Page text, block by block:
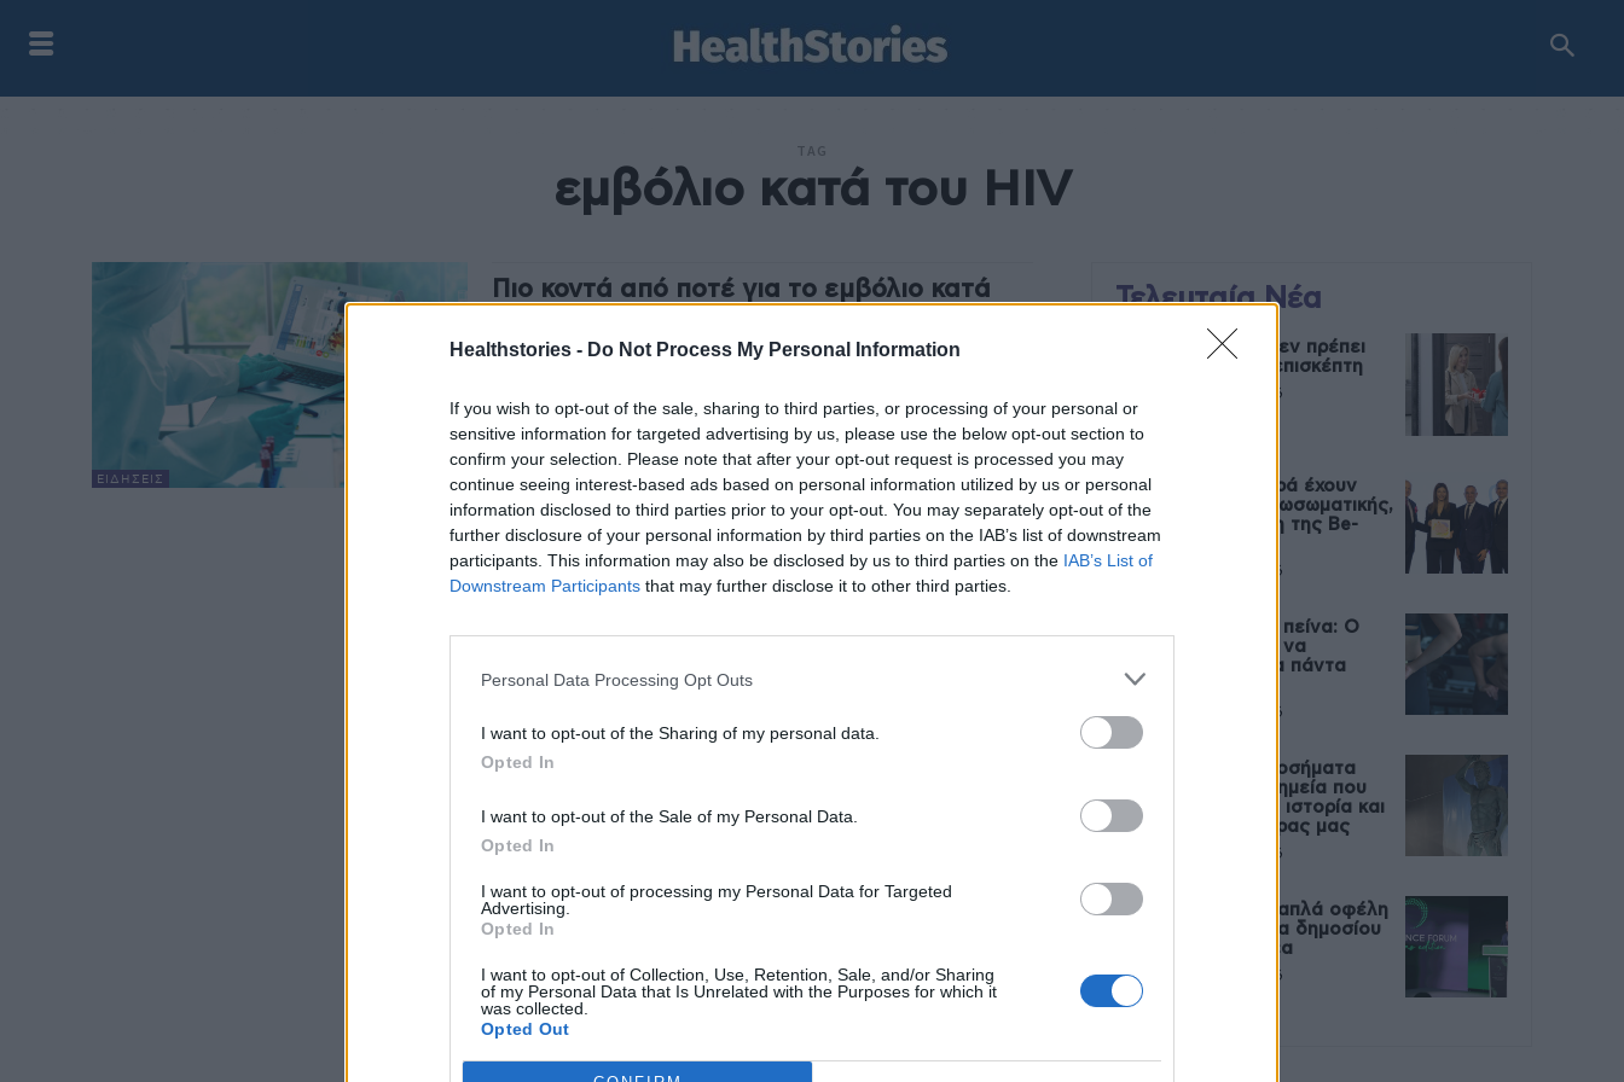
Healthstories - Do Not Process My Personal Information
If you wish to opt-out of the sale, sharing to third parties, or processing of your personal or
sensitive information for targeted advertising by us, please use the below opt-out section to
confirm your selection. Please note that after your opt-out request is processed you may
continue seeing interest-based ads based on personal information utilized by us or personal
information disclosed to third parties prior to your opt-out. You may separately opt-out of the
further disclosure of your personal information by third parties on the IAB’s list of downstream
participants. This information may also be disclosed by us to third parties on the IAB’s List of
Downstream Participants that may further disclose it to other third parties.
Personal Data Processing Opt Outs
I want to opt-out of the Sharing of my personal data.
Opted In
I want to opt-out of the Sale of my Personal Data.
Opted In
I want to opt-out of processing my Personal Data for Targeted
Advertising.
Opted In
I want to opt-out of Collection, Use, Retention, Sale, and/or Sharing
of my Personal Data that Is Unrelated with the Purposes for which it
was collected.
Opted Out
TAG
εμβόλιο κατά του HIV
ΕΙΔΉΣΕΙΣ
Πιο κοντά από ποτέ για το εμβόλιο κατά
healthstories - 3 Ιουλίου 2025
οποίο είναι το στοίχημα της επιστημονικής κοινότητας, καθώς
από τότε που ξέσπασε η...
Τελευταία Νέα
9 πράγματα που δεν πρέπει
να λέτε σε έναν επισκέπτη
27 Φεβρουαρίου 2026
Πάνω από 100 μωρά έχουν
γεννηθεί μέσω εξωσωματικής,
με την υποστήριξη της Be-
Live
27 Φεβρουαρίου 2026
Μεταπροπονητική πείνα: Ο
λόγος που θέλεις να
καταβροχθίσεις τα πάντα
μετά την άσκηση
27 Φεβρουαρίου 2026
Ωρίων – Σπάνια νοσήματα
συνδέονται με μνημεία που
διαμόρφωσαν την ιστορία και
το πνεύμα της χώρας μας
27 Φεβρουαρίου 2026
Γεωργιάδης: Πολλαπλά οφέλη
από τη συνεργασία δημοσίου
και ιδιωτικού τομέα
27 Φεβρουαρίου 2026